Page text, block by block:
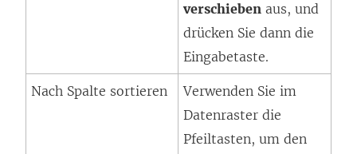
verschieben aus, und
drücken Sie dann die
Eingabetaste.
Nach Spalte sortieren
Verwenden Sie im
Datenraster die
Pfeiltasten, um den